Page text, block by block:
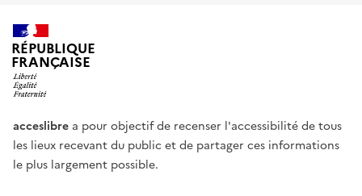
RÉPUBLIQUE
FRANÇAISE
acceslibre a pour objectif de recenser l'accessibilité de tous
les lieux recevant du public et de partager ces informations
le plus largement possible.